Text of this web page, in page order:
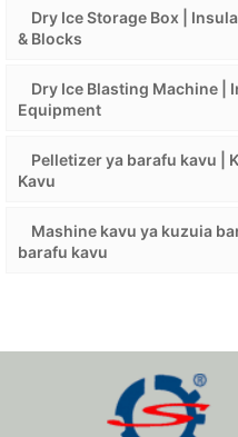
Dry Ice Storage Box |
& Blocks
Dry Ice Blasting Machine |
Equipment
Pelletizer ya barafu kavu |
Kavu
Mashine kavu ya kuzuia
barafu kavu